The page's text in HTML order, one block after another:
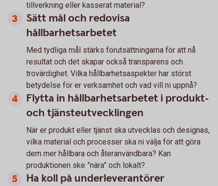
tillverkning eller kasserat material?
Sätt mål och redovisa
hållbarhetsarbetet
Med tydliga mål stärks förutsättningarna för att nå
resultat och det skapar också transparens och
trovärdighet. Vilka hållbarhetsaspekter har störst
betydelse för er verksamhet och vad vill ni uppnå?
Flytta in hållbarhetsarbetet i produkt-
och tjänsteutvecklingen
När er produkt eller tjänst ska utvecklas och designas,
vilka material och processer ska ni välja för att göra
dem mer hållbara och återanvändbara? Kan
produktionen ske ”nära” och lokalt?
Ha koll på underleverantörer